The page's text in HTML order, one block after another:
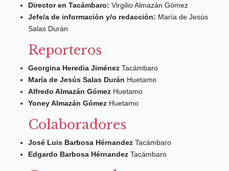
Director en Tacámbaro: Virgilio Almazán Gómez
Jefe/a de información y/o redacción: María de Jesús
Salas Durán
Reporteros
Georgina Heredia Jiménez Tacámbaro
María de Jesús Salas Durán Huetamo
Alfredo Almazán Gómez Huetamo
Yoney Almazán Gómez Huetamo
Colaboradores
José Luis Barbosa Hérnandez Tacámbaro
Edgardo Barbosa Hérnandez Tacámbaro